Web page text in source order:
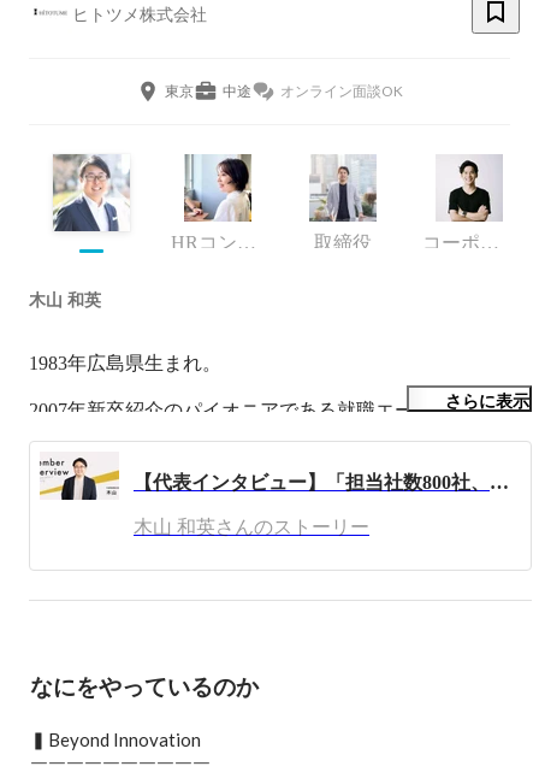
ヒトツメ株式会社
東京 中途 オンライン面談OK
HRコンサルタント 取締役 コーポレート・スタッフ
木山 和英
1983年広島県生まれ。
2007年新卒紹介のパイオニアである就職エージェントに新
1年目は100社近くの新規クライアントを開拓し全社MVP
同社では新卒紹介事業の責任者、大阪支社立ち上げ、中途
採用統括等を担いながら、自身でもクライアントを担当。
援した人数は2000人を超える。
さらに表示
【代表インタビュー】「担当社数800社、入社支援数3000人超え」日本トップクラスの支援実績を誇る代表木山が仕掛ける、人材業界の新たな仕組みと今後のビジョンについて
木山 和英さんのストーリー
なにをやっているのか
▍Beyond Innovation
￣￣￣￣￣￣￣￣￣￣